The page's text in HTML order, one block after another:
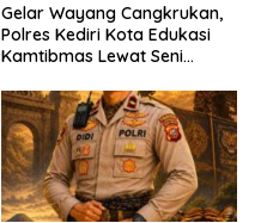
Gelar Wayang Cangkrukan,
Polres Kediri Kota Edukasi
Kamtibmas Lewat Seni